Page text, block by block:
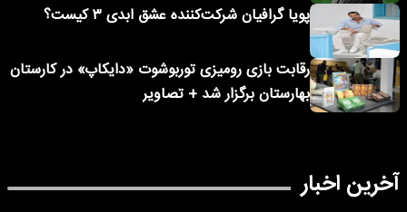
پویا گرافیان شرکت‌کننده عشق ابدی ۳ کیست؟
رقابت بازی رومیزی توربوشوت «دایکاپ» در کارستان
بهارستان برگزار شد + تصاویر
آخرین اخبار